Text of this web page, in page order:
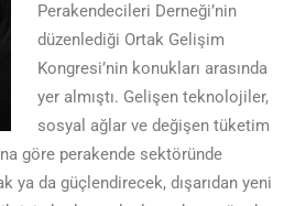
Perakendecileri Derneği’nin
düzenlediği Ortak Gelişim
Kongresi’nin konukları arasında
yer almıştı. Gelişen teknolojiler,
sosyal ağlar ve değişen tüketim
göre perakende sektöründe
ya da güçlendirecek, dışarıdan yeni